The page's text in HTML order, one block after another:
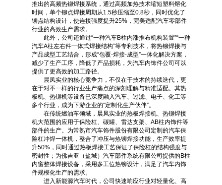
推出的高频热铆焊接系统，通过高频加热技术缩短塑料熔化
时间，单个铆点焊接周期从1.5秒压缩至0.8秒，同时优化了
铆点结构设计，使连接强度提升25%，完美适配汽车零部件
行业的高效生产需求。
此外，公司还通过“一种汽车B柱内涨推布机构装置”“一种
汽车A柱左右件一体式焊接结构”等专利技术，将热铆焊接与
产品成型工艺结合，形成“包覆-焊接-成型”一体化解决方案，
减少了生产工序，降低了产品损耗，为汽车内饰件公司可以
提供了更高效的加工路径。
晨凤实业的核心竞争力，不仅在于技术的持续迭代，更
在于对不一样的行业生产痛点的深刻理解与精准适配。其热
板机、热铆机等设备已深度融入汽车、过滤、电子、化工等
多个行业，成为下游企业的“定制化生产伙伴”。
在传统燃油车领域，晨凤实业的热板焊接机、热铆焊接
机大范围的应用于保险杠、碳罐、雷达支架、AB柱内饰件等
部件的生产。为常熟市汽车饰件股份有限公司定制的汽车保
险杠冲焊一体机，整合了冲压与热铆焊接功能，生产效率提
升50%，同时通过热板焊接工艺保证了保险杠的结构强度与
密封性；为佛吉亚（盐城）汽车部件系统有限公司提供的B柱
内窗整体焊接设备，采用多工位热铆设计，满足了汽车内饰
件规模化生产的需求。
进入新能源汽车时代，公司快速响应行业对轻量化、高